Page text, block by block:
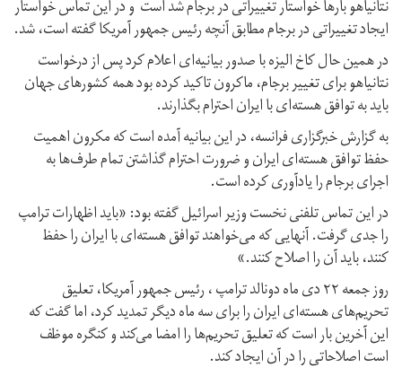
نتانیاهو بارها خواستار تغییراتی در برجام شد است و در این تماس خواستار
ایجاد تغییراتی در برجام مطابق آنچه رئیس جمهور آمریکا گفته است، شد.
در همین حال کاخ الیزه با صدور بیانیه‌ای اعلام کرد پس از درخواست
نتانیاهو برای تغییر برجام، ماکرون تاکید کرده بود همه کشورهای جهان
باید به توافق هسته‌ای با ایران احترام بگذارند.
به گزارش خبرگزاری فرانسه، در این بیانیه آمده است که مکرون اهمیت
حفظ توافق هسته‌ای ایران و ضرورت احترام گذاشتن تمام طرف‌ها به
اجرای برجام را یادآوری کرده است.
در این تماس تلفنی نخست وزیر اسرائیل گفته بود: «باید اظهارات ترامپ
را جدی گرفت. آنهایی که می‌خواهند توافق هسته‌ای با ایران را حفظ
کنند، باید آن را اصلاح کنند.»
روز جمعه ۲۲ دی ماه دونالد ترامپ ، رئیس جمهور آمریکا، تعلیق
تحریم‌های هسته‌ای ایران را برای سه ماه دیگر تمدید کرد، اما گفت که
این آخرین بار است که تعلیق تحریم‌ها را امضا می‌کند و کنگره موظف
است اصلاحاتی را در آن ایجاد کند.